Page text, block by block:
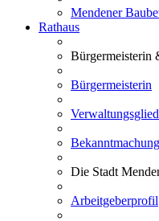
Mendener
Rathaus
Bürgermeisterin
Bürgermeisterin
Die Stadt
Arbeitgeberprofil